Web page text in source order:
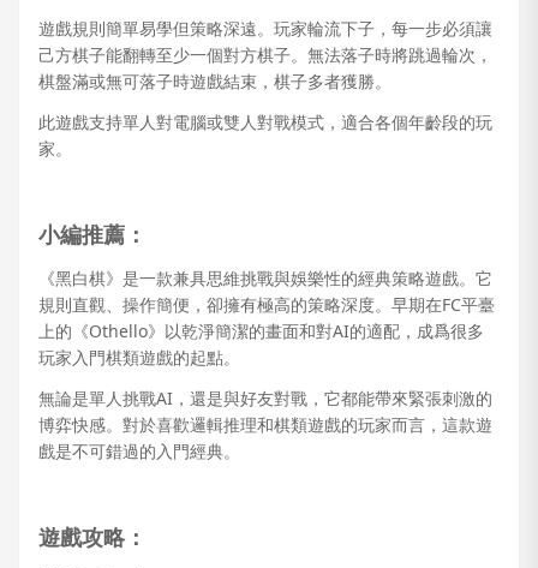
遊戲規則簡單易學但策略深遠。玩家輪流下子，每一步必須讓
己方棋子能翻轉至少一個對方棋子。無法落子時將跳過輪次，
棋盤滿或無可落子時遊戲結束，棋子多者獲勝。
此遊戲支持單人對電腦或雙人對戰模式，適合各個年齡段的玩
家。
小編推薦：
《黑白棋》是一款兼具思維挑戰與娛樂性的經典策略遊戲。它
規則直觀、操作簡便，卻擁有極高的策略深度。早期在FC平臺
上的《Othello》以乾淨簡潔的畫面和對AI的適配，成爲很多
玩家入門棋類遊戲的起點。
無論是單人挑戰AI，還是與好友對戰，它都能帶來緊張刺激的
博弈快感。對於喜歡邏輯推理和棋類遊戲的玩家而言，這款遊
戲是不可錯過的入門經典。
遊戲攻略：